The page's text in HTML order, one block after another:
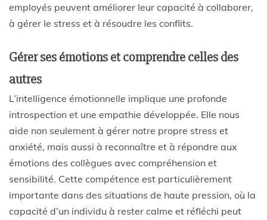
employés peuvent améliorer leur capacité à collaborer,
à gérer le stress et à résoudre les conflits.
Gérer ses émotions et comprendre celles des
autres
L’intelligence émotionnelle implique une profonde
introspection et une empathie développée. Elle nous
aide non seulement à gérer notre propre stress et
anxiété, mais aussi à reconnaître et à répondre aux
émotions des collègues avec compréhension et
sensibilité. Cette compétence est particulièrement
importante dans des situations de haute pression, où la
capacité d’un individu à rester calme et réfléchi peut